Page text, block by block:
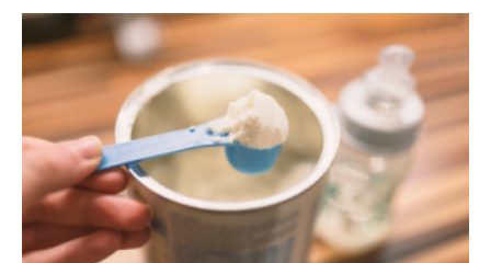
débat
public
Laits
infantiles
:
recommandations
sanitaires
adaptées